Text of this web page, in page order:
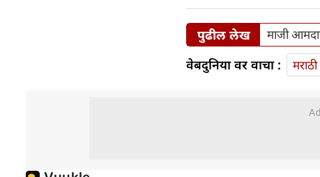
पुढील लेख माजी
वेबदुनिया वर वाचा :